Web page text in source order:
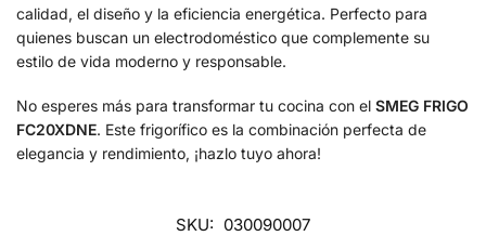
calidad, el diseño y la eficiencia energética. Perfecto para
quienes buscan un electrodoméstico que complemente su
estilo de vida moderno y responsable.
No esperes más para transformar tu cocina con el SMEG FRIGO
FC20XDNE. Este frigorífico es la combinación perfecta de
elegancia y rendimiento, ¡hazlo tuyo ahora!
SKU: 030090007